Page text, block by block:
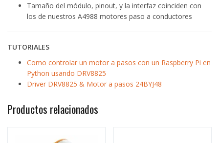
Tamaño del módulo, pinout, y la interfaz coinciden con
los de nuestros A4988 motores paso a conductores
TUTORIALES
Como controlar un motor a pasos con un Raspberry Pi en
Python usando DRV8825
Driver DRV8825 & Motor a pasos 24BYJ48
Productos relacionados